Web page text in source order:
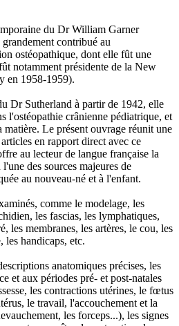
du Dr William Garner
contribué au
ostéopathique, dont elle fût une
notamment présidente de la New
en 1958-1959).
Dr Sutherland à partir de 1942, elle
l'ostéopathie crânienne pédiatrique, et
Le présent ouvrage réunit une
en rapport direct avec ce
au lecteur de langue française la
des sources majeures de
au nouveau-né et à l'enfant.
comme le modelage, les
les fascias, les lymphatiques,
les membranes, les artères, le cou, les
les handicaps, etc.
anatomiques précises, les
et aux périodes pré- et post-natales
les contractions utérines, le fœtus
le travail, l'accouchement et la
les forceps...), les signes